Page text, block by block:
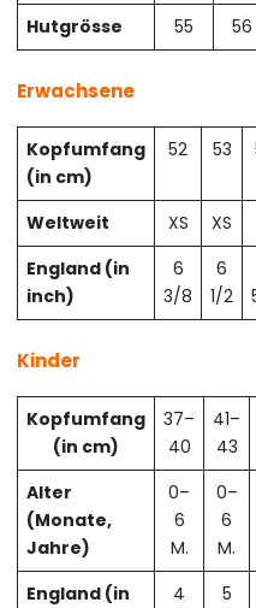
Hutgrösse
55 56
Erwachsene
Kopfumfang
(in cm)
52 53
Weltweit XS XS
England (in
inch)
6
3/8
6
1/2
Kinder
Kopfumfang
(in cm)
37–
40
41–
43
Alter
(Monate,
Jahre)
0–
6
M.
0–
6
M.
England (in
4
5